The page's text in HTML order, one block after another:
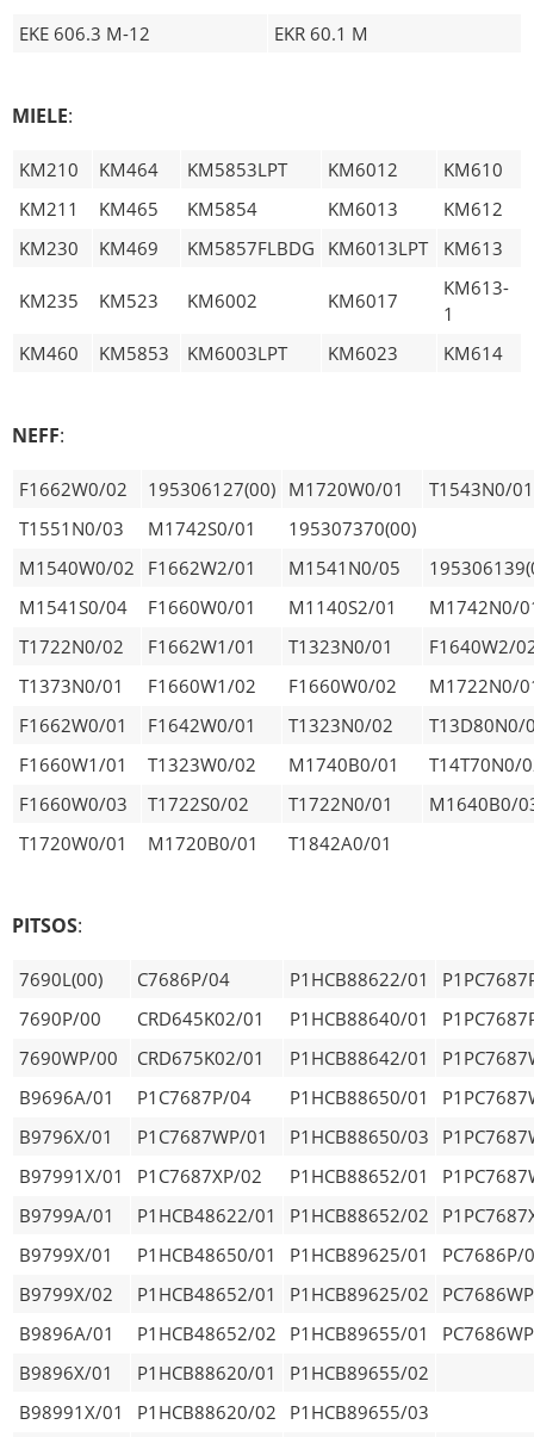
EKE 606.3 M-12 EKR 60.1 M
MIELE:
KM210 KM464 KM5853LPT KM6012
KM610
KM211
KM465 KM5854 KM6013
KM612
KM230
KM469 KM5857FLBDG KM6013LPT KM613
KM235 KM523 KM6002 KM6017
KM613-
1
KM460
KM5853 KM6003LPT KM6023 KM614
NEFF:
F1662W0/02 195306127(00) M1720W0/01
T1543N0/01
T1551N0/03
M1742S0/01
195307370(00)
M1540W0/02
F1662W2/01 M1541N0/05
M1541S0/04
F1660W0/01 M1140S2/01
M1742N0/
T1722N0/02
F1662W1/01 T1323N0/01
F1640W2/
T1373N0/01
F1660W1/02 F1660W0/02
M1722N0/
F1662W0/01
F1642W0/01 T1323N0/02
T13D80N0/
F1660W1/01
T1323W0/02 M1740B0/01
T14T70N0/
F1660W0/03
T1722S0/02 T1722N0/01
M1640B0/
T1720W0/01
M1720B0/01 T1842A0/01
PITSOS:
7690L(00) C7686P/04 P1HCB88622/01
7690P/00
CRD645K02/01 P1HCB88640/01
7690WP/00
CRD675K02/01 P1HCB88642/01
B9696A/01
P1C7687P/04 P1HCB88650/01
B9796X/01
P1C7687WP/01 P1HCB88650/03
B97991X/01
P1C7687XP/02 P1HCB88652/01
B9799A/01
P1HCB48622/01 P1HCB88652/02
B9799X/01
P1HCB48650/01 P1HCB89625/01
PC7686P/
B9799X/02
P1HCB48652/01 P1HCB89625/02
B9896A/01
P1HCB48652/02 P1HCB89655/01
B9896X/01
P1HCB88620/01
P1HCB89655/02
B98991X/01
P1HCB88620/02
P1HCB89655/03